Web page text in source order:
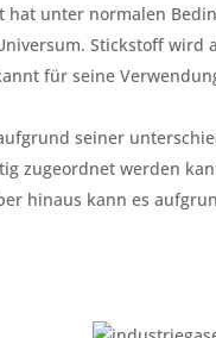
hat unter normalen
Stickstoff
für seine
seiner
zugeordnet werden
hinaus kann es